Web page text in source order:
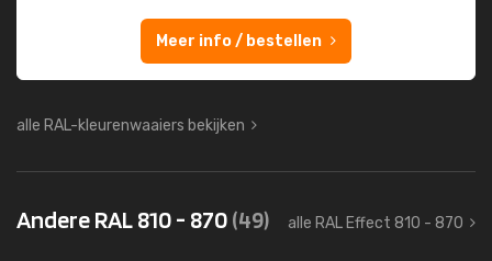
Meer info / bestellen
alle RAL-kleurenwaaiers bekijken
Andere RAL 810 - 870(49) alle RAL Effect 810 - 870